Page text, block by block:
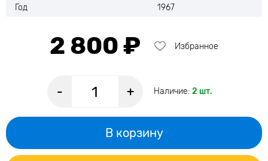
Год
1967
2 800 ₽ Избранное
- + Наличие: 2 шт.
В корзину